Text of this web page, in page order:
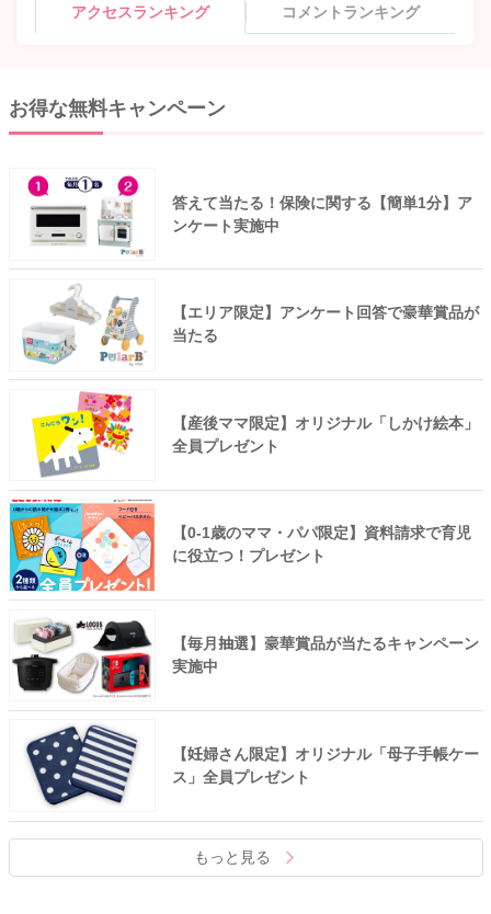
アクセスランキング コメントランキング
お得な無料キャンペーン
答えて当たる！保険に関する【簡単1分】ア
ンケート実施中
【エリア限定】アンケート回答で豪華賞品が
当たる
【産後ママ限定】オリジナル「しかけ絵本」
全員プレゼント
【0-1歳のママ・パパ限定】資料請求で育児
に役立つ！プレゼント
【毎月抽選】豪華賞品が当たるキャンペーン
実施中
【妊婦さん限定】オリジナル「母子手帳ケー
ス」全員プレゼント
もっと見る